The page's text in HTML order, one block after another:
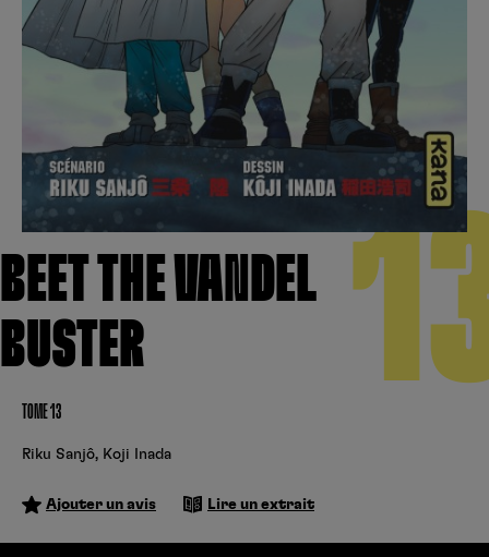
BEET THE VANDEL
BUSTER
TOME 13
Riku Sanjô, Koji Inada
Ajouter un avis Lire un extrait
Cultura Fnac
Kobo
Se connecter S’inscrire
Hunter x Hunter
Black Butler